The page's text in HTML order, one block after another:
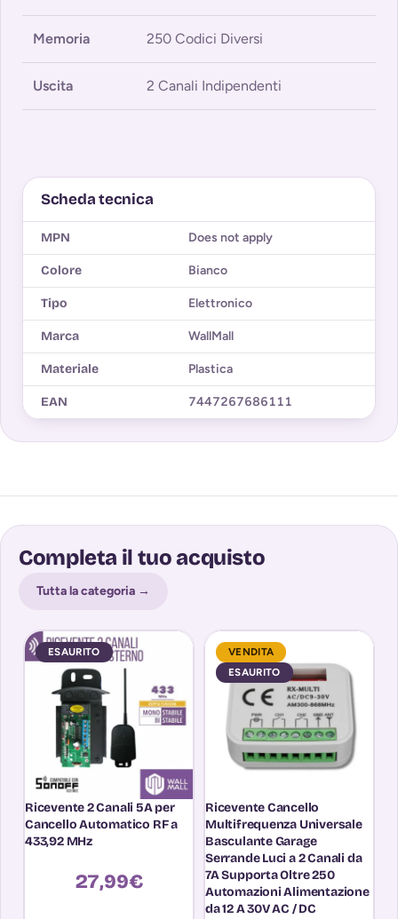
Memoria 250 Codici Diversi
Uscita 2 Canali Indipendenti
Scheda tecnica
MPN Does not apply
Colore Bianco
Tipo Elettronico
Marca WallMall
Materiale Plastica
EAN 7447267686111
Completa il tuo acquisto
Tutta la categoria →
ESAURITO
Ricevente 2 Canali 5A per
Cancello Automatico RF a
433,92 MHz
27,99€
VENDITA
ESAURITO
Ricevente Cancello
Multifrequenza Universale
Basculante Garage
Serrande Luci a 2 Canali da
7A Supporta Oltre 250
Automazioni Alimentazione
da 12 A 30V AC / DC